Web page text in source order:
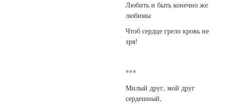
Любить и быть конечно же
любимы
Чтоб сердце грело кровь не
зря!
***
Милый друг, мой друг
сердешный,